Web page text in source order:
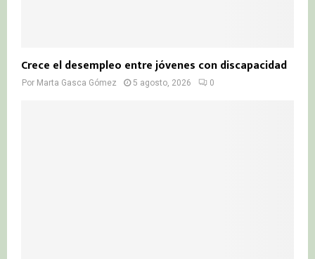
Crece el desempleo entre jóvenes con discapacidad
Por Marta Gasca Gómez 5 agosto, 2026 0